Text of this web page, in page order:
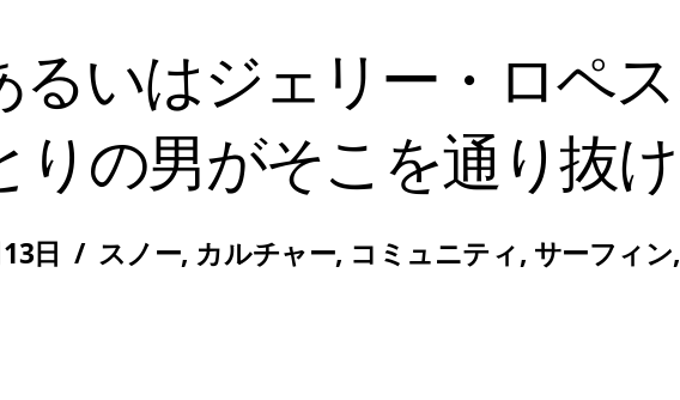
るいはジェリー・ロペ
りの男がそこを通り抜
日 / スノー, カルチャー, コミュニティ, サーフィン,